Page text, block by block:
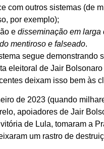
com outros sistemas (de
por exemplo);
e disseminação em larga
mentiroso e falseado.
segue demonstrando
eleitoral de Jair
deixam isso bem às
de 2023 (quando
apoiadores de Jair
de Lula, tomaram a
um rastro de